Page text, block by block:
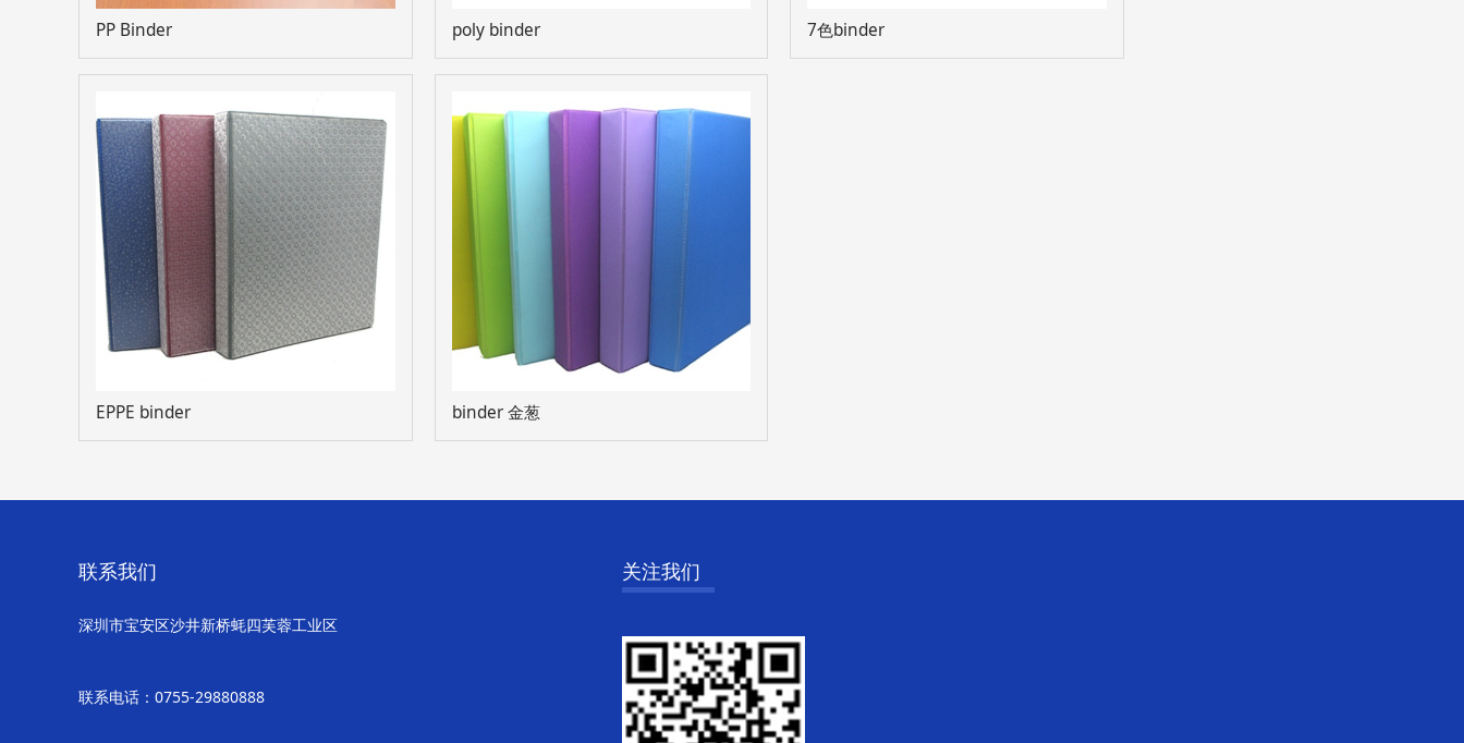
PP Binder poly binder 7色binder
EPPE binder binder 金葱
联系我们
深圳市宝安区沙井新桥蚝四芙蓉工业区
联系电话：0755-29880888
关注我们